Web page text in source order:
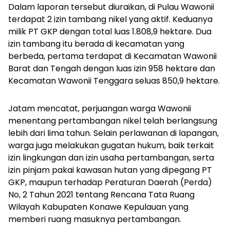
Dalam laporan tersebut diuraikan, di Pulau Wawonii
terdapat 2 izin tambang nikel yang aktif. Keduanya
milik PT GKP dengan total luas 1.808,9 hektare. Dua
izin tambang itu berada di kecamatan yang
berbeda, pertama terdapat di Kecamatan Wawonii
Barat dan Tengah dengan luas izin 958 hektare dan
Kecamatan Wawonii Tenggara seluas 850,9 hektare.
Jatam mencatat, perjuangan warga Wawonii
menentang pertambangan nikel telah berlangsung
lebih dari lima tahun. Selain perlawanan di lapangan,
warga juga melakukan gugatan hukum, baik terkait
izin lingkungan dan izin usaha pertambangan, serta
izin pinjam pakai kawasan hutan yang dipegang PT
GKP, maupun terhadap Peraturan Daerah (Perda)
No, 2 Tahun 2021 tentang Rencana Tata Ruang
Wilayah Kabupaten Konawe Kepulauan yang
memberi ruang masuknya pertambangan.